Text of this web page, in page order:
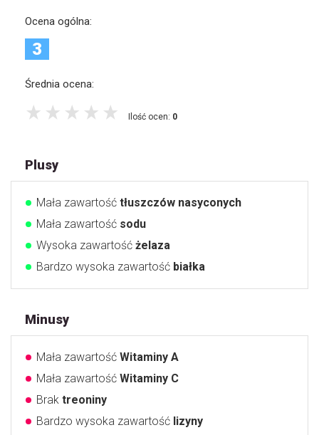
Ocena ogólna:
3
Średnia ocena:
Ilość ocen: 0
Plusy
Mała zawartość tłuszczów nasyconych
Mała zawartość sodu
Wysoka zawartość żelaza
Bardzo wysoka zawartość białka
Minusy
Mała zawartość Witaminy A
Mała zawartość Witaminy C
Brak treoniny
Bardzo wysoka zawartość lizyny